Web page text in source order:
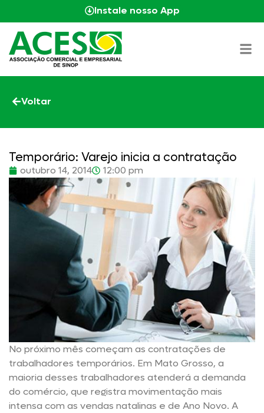
Instale nosso App
Voltar
Temporário: Varejo inicia a contratação
outubro 14, 2014 12:00 pm
No próximo mês começam as contratações de
trabalhadores temporários. Em Mato Grosso, a
maioria desses trabalhadores atenderá a demanda
do comércio, que registra movimentação mais
intensa com as vendas natalinas e de Ano Novo. A